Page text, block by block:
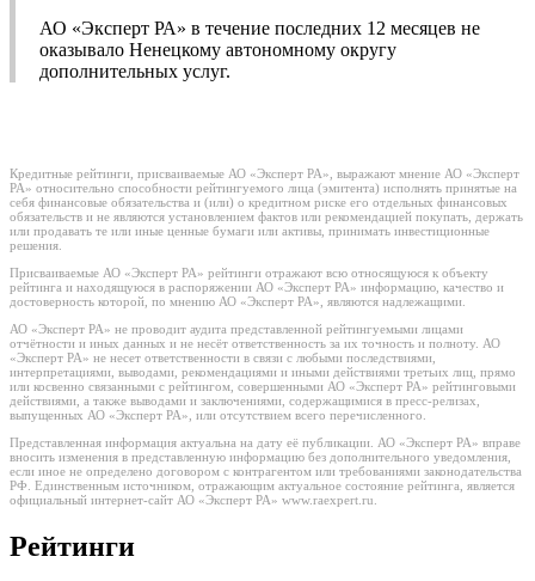
АО «Эксперт РА» в течение последних 12 месяцев не
оказывало Ненецкому автономному округу
дополнительных услуг.
Кредитные рейтинги, присваиваемые АО «Эксперт РА», выражают мнение АО «Эксперт
РА» относительно способности рейтингуемого лица (эмитента) исполнять принятые на
себя финансовые обязательства и (или) о кредитном риске его отдельных финансовых
обязательств и не являются установлением фактов или рекомендацией покупать, держать
или продавать те или иные ценные бумаги или активы, принимать инвестиционные
решения.
Присваиваемые АО «Эксперт РА» рейтинги отражают всю относящуюся к объекту
рейтинга и находящуюся в распоряжении АО «Эксперт РА» информацию, качество и
достоверность которой, по мнению АО «Эксперт РА», являются надлежащими.
АО «Эксперт РА» не проводит аудита представленной рейтингуемыми лицами
отчётности и иных данных и не несёт ответственность за их точность и полноту. АО
«Эксперт РА» не несет ответственности в связи с любыми последствиями,
интерпретациями, выводами, рекомендациями и иными действиями третьих лиц, прямо
или косвенно связанными с рейтингом, совершенными АО «Эксперт РА» рейтинговыми
действиями, а также выводами и заключениями, содержащимися в пресс-релизах,
выпущенных АО «Эксперт РА», или отсутствием всего перечисленного.
Представленная информация актуальна на дату её публикации. АО «Эксперт РА» вправе
вносить изменения в представленную информацию без дополнительного уведомления,
если иное не определено договором с контрагентом или требованиями законодательства
РФ. Единственным источником, отражающим актуальное состояние рейтинга, является
официальный интернет-сайт АО «Эксперт РА» www.raexpert.ru.
Рейтинги